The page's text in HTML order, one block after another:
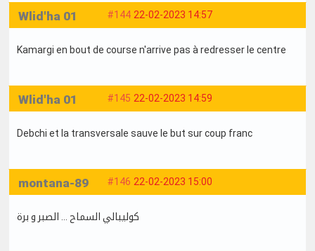
#144 22-02-2023 14:57
Wlid'ha 01
Kamargi en bout de course n'arrive pas à redresser le centre
#145 22-02-2023 14:59
Wlid'ha 01
Debchi et la transversale sauve le but sur coup franc
#146 22-02-2023 15:00
montana-89
كوليبالي السماح ... الصبر و برة